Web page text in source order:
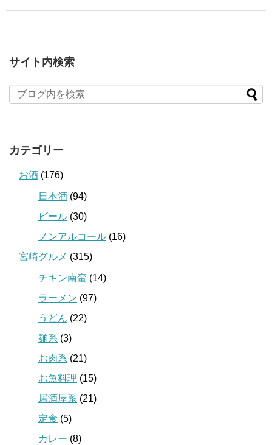
サイト内検索
カテゴリー
お酒 (176)
日本酒 (94)
ビール (30)
ノンアルコール (16)
宮崎グルメ (315)
チキン南蛮 (14)
ラーメン (97)
うどん (22)
麺系 (3)
お肉系 (21)
お魚料理 (15)
居酒屋系 (21)
定食 (5)
カレー (8)